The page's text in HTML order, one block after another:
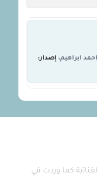
احمد ابراهيم
كما وردت في